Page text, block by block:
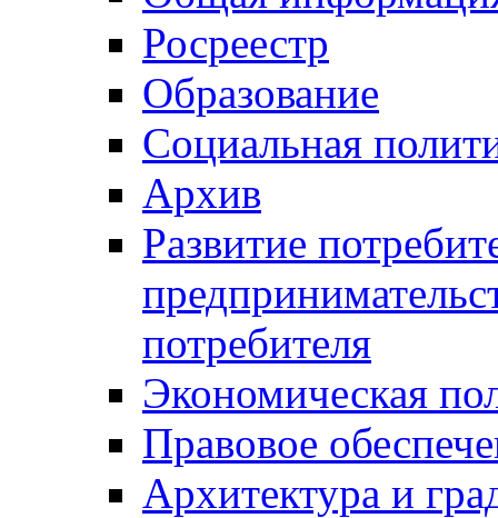
Росреестр
Образование
Социальная
Архив
Развитие
потребителя
Экономическая
Правовое
Архитектура и